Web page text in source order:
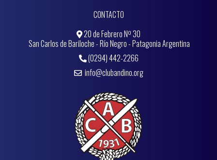
CONTACTO
20 de Febrero Nº 30
San Carlos de Bariloche - Río Negro - Patagonia Argentina
(0294) 442-2266
info@clubandino.org